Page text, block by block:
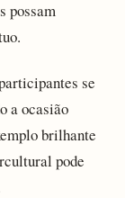
possam
se
a ocasião
brilhante
pode